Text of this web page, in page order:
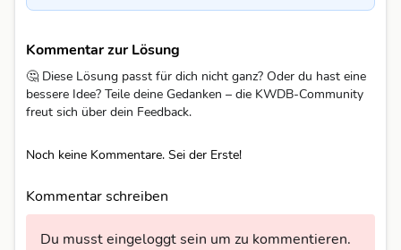
Kommentar zur Lösung
🤔 Diese Lösung passt für dich nicht ganz? Oder du hast eine
bessere Idee? Teile deine Gedanken – die KWDB-Community
freut sich über dein Feedback.
Noch keine Kommentare. Sei der Erste!
Kommentar schreiben
Du musst eingeloggt sein um zu kommentieren.